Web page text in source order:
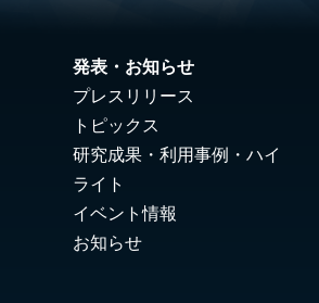
発表・お知らせ
プレスリリース
トピックス
研究成果・利用事例・ハイ
ライト
イベント情報
お知らせ